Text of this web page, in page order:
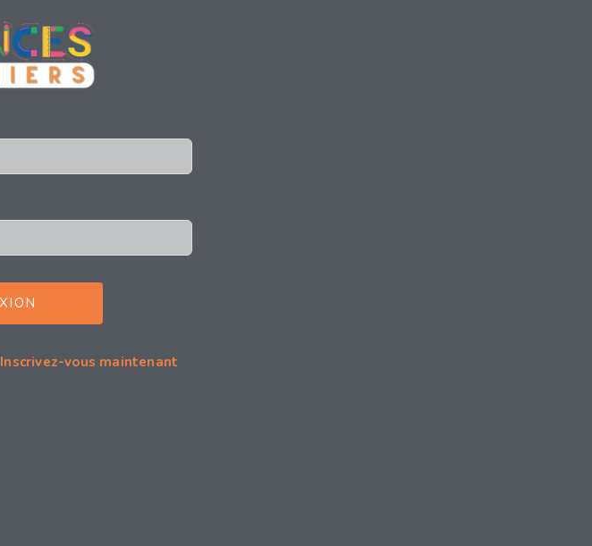
Inscrivez-vous maintenant